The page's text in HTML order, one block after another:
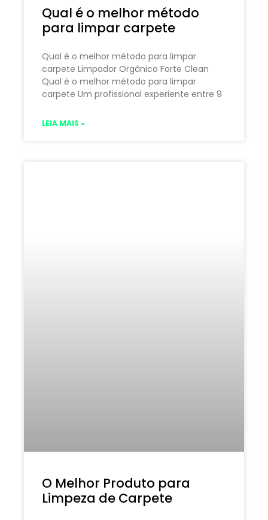
Qual é o melhor método
para limpar carpete
Qual é o melhor método para limpar
carpete Limpador Orgânico Forte Clean
Qual é o melhor método para limpar
carpete Um profissional experiente entre 9
LEIA MAIS »
O Melhor Produto para
Limpeza de Carpete